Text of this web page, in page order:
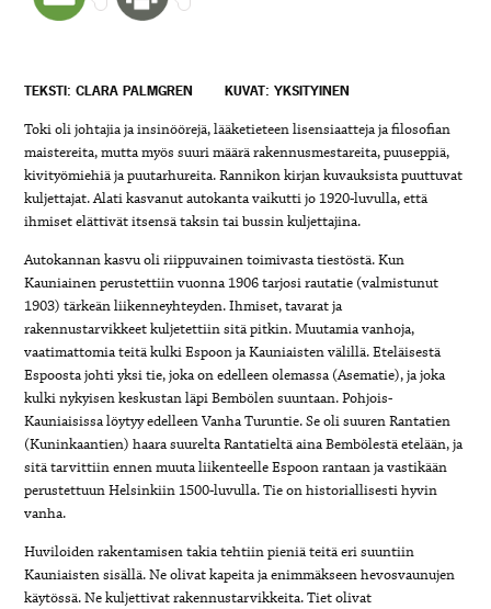
TEKSTI: CLARA PALMGREN KUVAT: YKSITYINEN
Toki oli johtajia ja insinöörejä, lääketieteen lisensiaatteja ja filosofian
maistereita, mutta myös suuri määrä rakennusmestareita, puuseppiä,
kivityömiehiä ja puutarhureita. Rannikon kirjan kuvauksista puuttuvat
kuljettajat. Alati kasvanut autokanta vaikutti jo 1920-luvulla, että
ihmiset elättivät itsensä taksin tai bussin kuljettajina.
Autokannan kasvu oli riippuvainen toimivasta tiestöstä. Kun
Kauniainen perustettiin vuonna 1906 tarjosi rautatie (valmistunut
1903) tärkeän liikenneyhteyden. Ihmiset, tavarat ja
rakennustarvikkeet kuljetettiin sitä pitkin. Muutamia vanhoja,
vaatimattomia teitä kulki Espoon ja Kauniaisten välillä. Eteläisestä
Espoosta johti yksi tie, joka on edelleen olemassa (Asematie), ja joka
kulki nykyisen keskustan läpi Bembölen suuntaan. Pohjois-
Kauniaisissa löytyy edelleen Vanha Turuntie. Se oli suuren Rantatien
(Kuninkaantien) haara suurelta Rantatieltä aina Bembölestä etelään, ja
sitä tarvittiin ennen muuta liikenteelle Espoon rantaan ja vastikään
perustettuun Helsinkiin 1500-luvulla. Tie on historiallisesti hyvin
vanha.
Huviloiden rakentamisen takia tehtiin pieniä teitä eri suuntiin
Kauniaisten sisällä. Ne olivat kapeita ja enimmäkseen hevosvaunujen
käytössä. Ne kuljettivat rakennustarvikkeita. Tiet olivat